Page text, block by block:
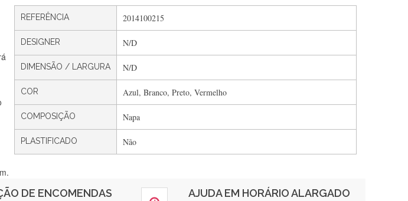
REFERÊNCIA 2014100215
DESIGNER N/D
DIMENSÃO / LARGURA N/D
COR Azul, Branco, Preto, Vermelho
COMPOSIÇÃO Napa
PLASTIFICADO Não
DE ENCOMENDAS AJUDA EM HORÁRIO ALARGADO
Lopes
segurança. Volto a encomendar.
André
rápido. recomendo
Freire
encomenda feita de muitas certamente❤️